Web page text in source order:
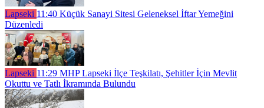
Lapseki 11:40 Küçük Sanayi Sitesi Geleneksel İftar Yemeğini
Düzenledi
Lapseki 11:29 MHP Lapseki İlçe Teşkilatı, Şehitler İçin Mevlit
Okuttu ve Tatlı İkramında Bulundu